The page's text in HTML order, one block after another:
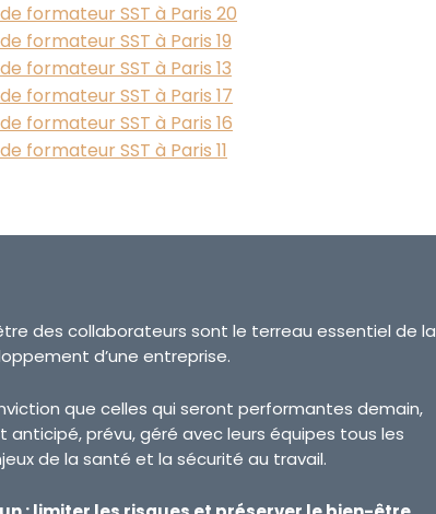
formateur SST à Paris 20
formateur SST à Paris 19
formateur SST à Paris 13
formateur SST à Paris 17
formateur SST à Paris 16
formateur SST à Paris 11
des collaborateurs sont le terreau essentiel de la
d’une entreprise.
que celles qui seront performantes demain,
anticipé, prévu, géré avec leurs équipes tous les
de la santé et la sécurité au travail.